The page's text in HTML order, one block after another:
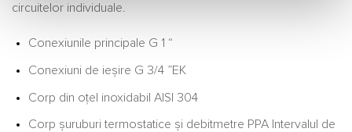
circuitelor individuale.
Conexiunile principale G 1 “
Conexiuni de ieșire G 3/4 ”EK
Corp din oțel inoxidabil AISI 304
Corp șuruburi termostatice și debitmetre PPA Intervalul de